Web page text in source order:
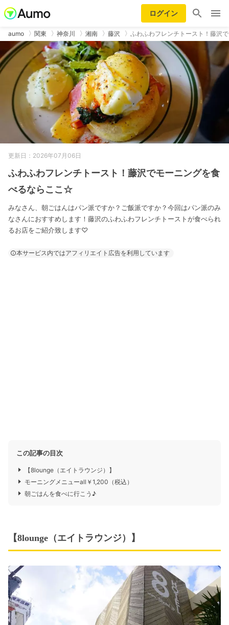
ログイン
aumo 関東 神奈川 湘南 藤沢 ふわふわフレンチトースト！藤沢
更新日：2026年07月06日
ふわふわフレンチトースト！藤沢でモーニングを食
べるならここ☆
みなさん、朝ごはんはパン派ですか？ご飯派ですか？今回はパン派のみ
なさんにおすすめします！藤沢のふわふわフレンチトーストが食べられ
るお店をご紹介致します♡
本サービス内ではアフィリエイト広告を利用しています
この記事の目次
【8lounge（エイトラウンジ）】
モーニングメニューall￥1,200（税込）
朝ごはんを食べに行こう♪
【8lounge（エイトラウンジ）】